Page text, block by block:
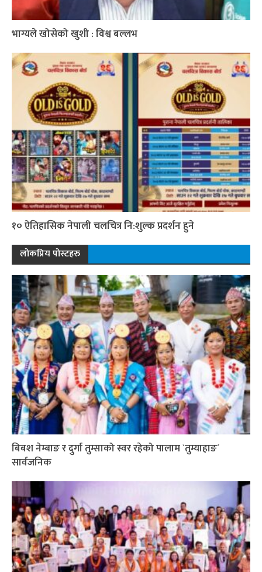
भाग्यले खोसेको खुशी : विश्व बल्लभ
१० ऐतिहासिक नेपाली चलचित्र नि:शुल्क प्रदर्शन हुने
लोकप्रिय पोस्टहरु
बिबश नेम्बाङ र दुर्गा तुम्साको स्वर रहेको पालाम `तुम्याहाङ´
सार्वजनिक